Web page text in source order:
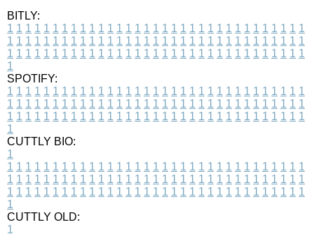
BITLY:
1 1 1 1 1 1 1 1 1 1 1 1 1 1 1 1 1 1 1 1 1 1 1 1 1 1 1 1 1 1 1 1 1
1 1 1 1 1 1 1 1 1 1 1 1 1 1 1 1 1 1 1 1 1 1 1 1 1 1 1 1 1 1 1 1 1
1 1 1 1 1 1 1 1 1 1 1 1 1 1 1 1 1 1 1 1 1 1 1 1 1 1 1 1 1 1 1 1 1
1
SPOTIFY:
1 1 1 1 1 1 1 1 1 1 1 1 1 1 1 1 1 1 1 1 1 1 1 1 1 1 1 1 1 1 1 1 1
1 1 1 1 1 1 1 1 1 1 1 1 1 1 1 1 1 1 1 1 1 1 1 1 1 1 1 1 1 1 1 1 1
1 1 1 1 1 1 1 1 1 1 1 1 1 1 1 1 1 1 1 1 1 1 1 1 1 1 1 1 1 1 1 1 1
1
CUTTLY BIO:
1
1 1 1 1 1 1 1 1 1 1 1 1 1 1 1 1 1 1 1 1 1 1 1 1 1 1 1 1 1 1 1 1 1
1 1 1 1 1 1 1 1 1 1 1 1 1 1 1 1 1 1 1 1 1 1 1 1 1 1 1 1 1 1 1 1 1
1 1 1 1 1 1 1 1 1 1 1 1 1 1 1 1 1 1 1 1 1 1 1 1 1 1 1 1 1 1 1 1 1
1
CUTTLY OLD:
1